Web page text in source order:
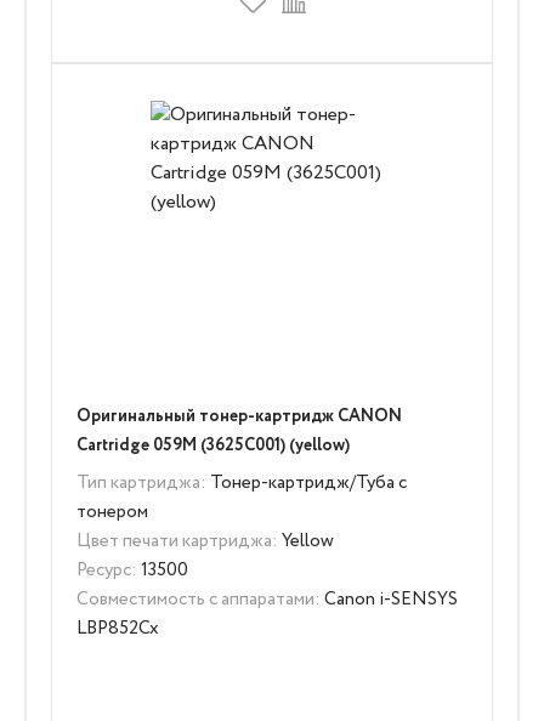
Оригинальный тонер-картридж CANON
Cartridge 059M (3625C001) (yellow)
Тип картриджа: Тонер-картридж/Туба с
тонером
Цвет печати картриджа: Yellow
Ресурс: 13500
Совместимость с аппаратами: Canon i-SENSYS
LBP852Cx